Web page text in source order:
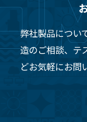
弊社製品につい
造のご相談、テ
どお気軽にお問